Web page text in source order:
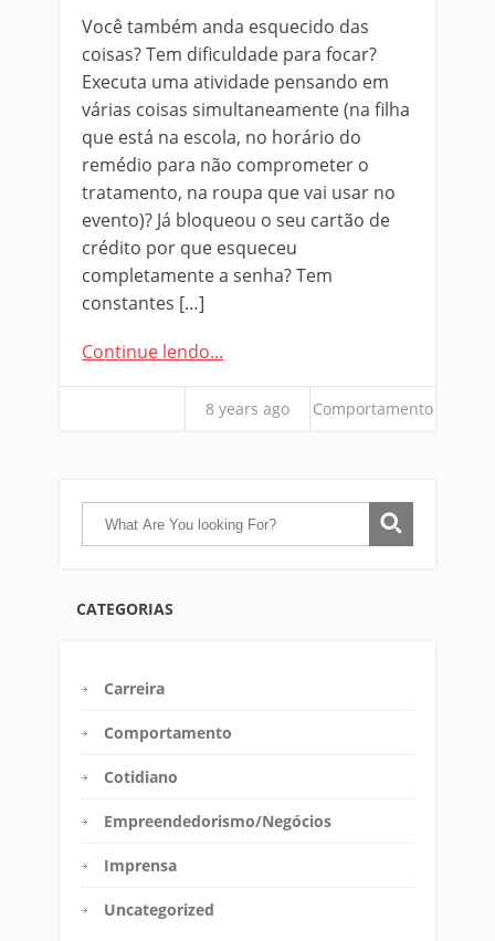
Você também anda esquecido das
coisas? Tem dificuldade para focar?
Executa uma atividade pensando em
várias coisas simultaneamente (na filha
que está na escola, no horário do
remédio para não comprometer o
tratamento, na roupa que vai usar no
evento)? Já bloqueou o seu cartão de
crédito por que esqueceu
completamente a senha? Tem
constantes […]
Continue lendo...
8 years ago Comportamento
CATEGORIAS
Carreira
Comportamento
Cotidiano
Empreendedorismo/Negócios
Imprensa
Uncategorized